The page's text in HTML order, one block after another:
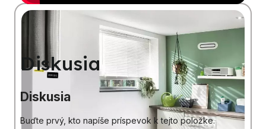
Diskusia
Diskusia
Buďte prvý, kto napíše príspevok k tejto položke.